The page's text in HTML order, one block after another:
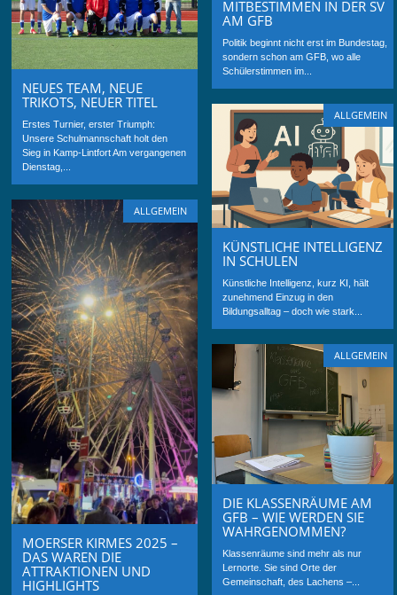
MITBESTIMMEN IN DER SV
AM GFB
Politik beginnt nicht erst im Bundestag,
sondern schon am GFB, wo alle
Schülerstimmen im...
NEUES TEAM, NEUE
TRIKOTS, NEUER TITEL
Erstes Turnier, erster Triumph:
Unsere Schulmannschaft holt den
Sieg in Kamp-Lintfort Am vergangenen
Dienstag,...
ALLGEMEIN
KÜNSTLICHE INTELLIGENZ
IN SCHULEN
Künstliche Intelligenz, kurz KI, hält
zunehmend Einzug in den
Bildungsalltag – doch wie stark...
ALLGEMEIN
MOERSER KIRMES 2025 –
DAS WAREN DIE
ATTRAKTIONEN UND
HIGHLIGHTS
ALLGEMEIN
DIE KLASSENRÄUME AM
GFB – WIE WERDEN SIE
WAHRGENOMMEN?
Klassenräume sind mehr als nur
Lernorte. Sie sind Orte der
Gemeinschaft, des Lachens –...